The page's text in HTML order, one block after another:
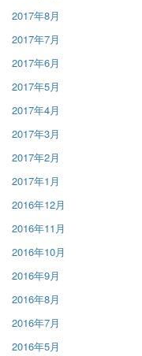
2017年8月
2017年7月
2017年6月
2017年5月
2017年4月
2017年3月
2017年2月
2017年1月
2016年12月
2016年11月
2016年10月
2016年9月
2016年8月
2016年7月
2016年5月